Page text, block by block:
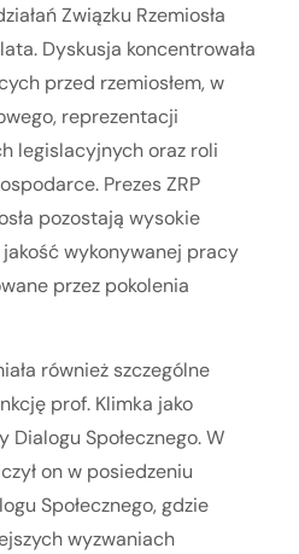
Związku Rzemiosła
Dyskusja koncentrowała
przed rzemiosłem, w
reprezentacji
legislacyjnych oraz roli
Prezes ZRP
pozostają wysokie
wykonywanej pracy
przez pokolenia
również szczególne
prof. Klimka jako
Dialogu Społecznego. W
on w posiedzeniu
Społecznego, gdzie
wyzwaniach